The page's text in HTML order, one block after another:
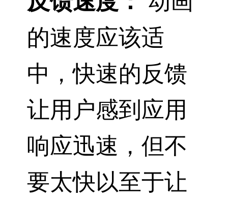
的速度应该适
中，快速的反馈
让用户感到应用
响应迅速，但不
要太快以至于让